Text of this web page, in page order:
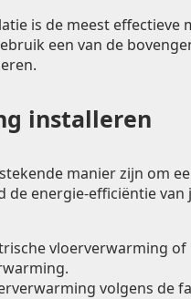
is de meest effectieve
een van de
installeren
manier zijn om
energie-efficiëntie van
vloerverwarming of
volgens de